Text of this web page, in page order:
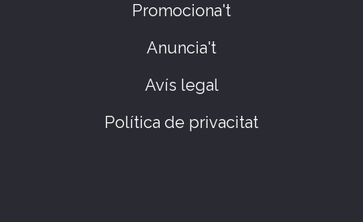
Promociona't
Anuncia't
Avís legal
Política de privacitat